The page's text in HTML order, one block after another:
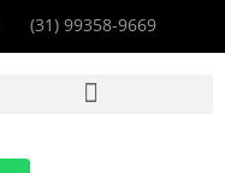
(31) 99358-9669